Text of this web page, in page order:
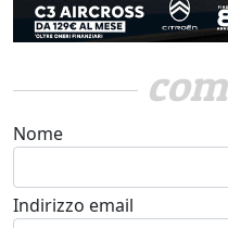
Nome
Indirizzo email